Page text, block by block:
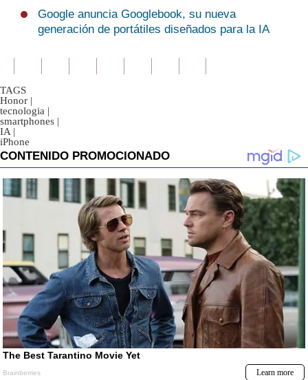
Google anuncia Googlebook, su nueva
generación de portátiles diseñados para la IA
TAGS
Honor |
tecnologia |
smartphones |
IA |
iPhone